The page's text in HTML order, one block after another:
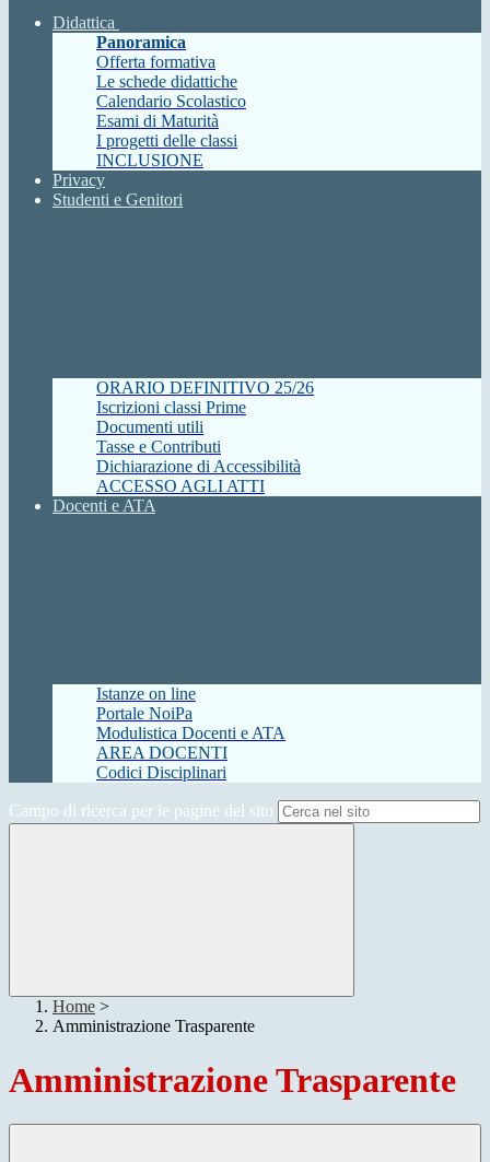
Didattica
Panoramica
Offerta formativa
Le schede didattiche
Calendario Scolastico
Esami di Maturità
I progetti delle classi
INCLUSIONE
Privacy
Studenti e Genitori
ORARIO DEFINITIVO 25/26
Iscrizioni classi Prime
Documenti utili
Tasse e Contributi
Dichiarazione di Accessibilità
ACCESSO AGLI ATTI
Docenti e ATA
Istanze on line
Portale NoiPa
Modulistica Docenti e ATA
AREA DOCENTI
Codici Disciplinari
Campo di ricerca per le pagine del sito
Home >
Amministrazione Trasparente
Amministrazione Trasparente